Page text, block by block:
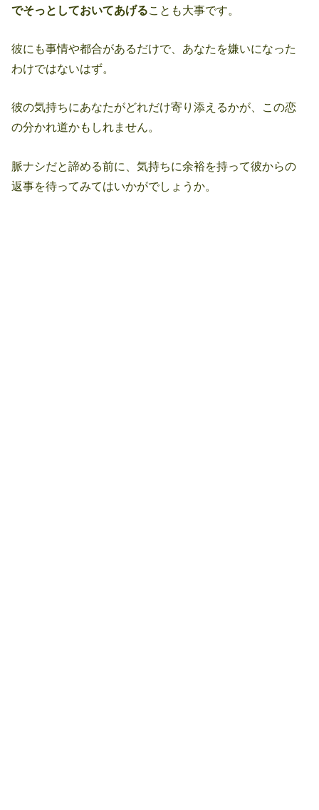
でそっとしておいてあげる ことも大事です。
彼にも事情や都合があるだけで、あなたを嫌いになった
わけではないはず。
彼の気持ちにあなたがどれだけ寄り添えるかが、この恋
の分かれ道かもしれません。
脈ナシだと諦める前に、気持ちに余裕を持って彼からの
返事を待ってみてはいかがでしょうか。